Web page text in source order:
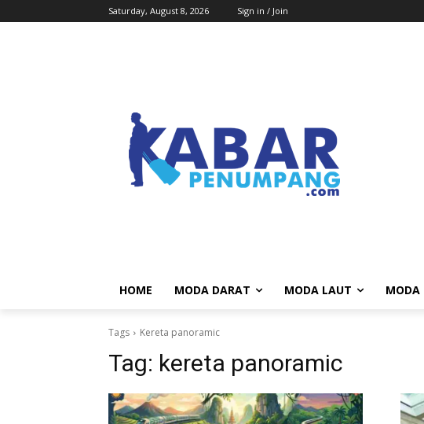
Saturday, August 8, 2026 Sign in / Join
HOME MODA DARAT MODA LAUT MODA
Tags Kereta panoramic
Tag: kereta panoramic